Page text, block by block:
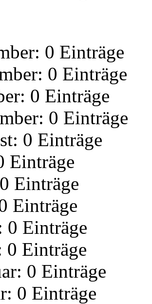
0 Einträge
0 Einträge
0 Einträge
0 Einträge
0 Einträge
Einträge
0 Einträge
Einträge
0 Einträge
0 Einträge
0 Einträge
0 Einträge